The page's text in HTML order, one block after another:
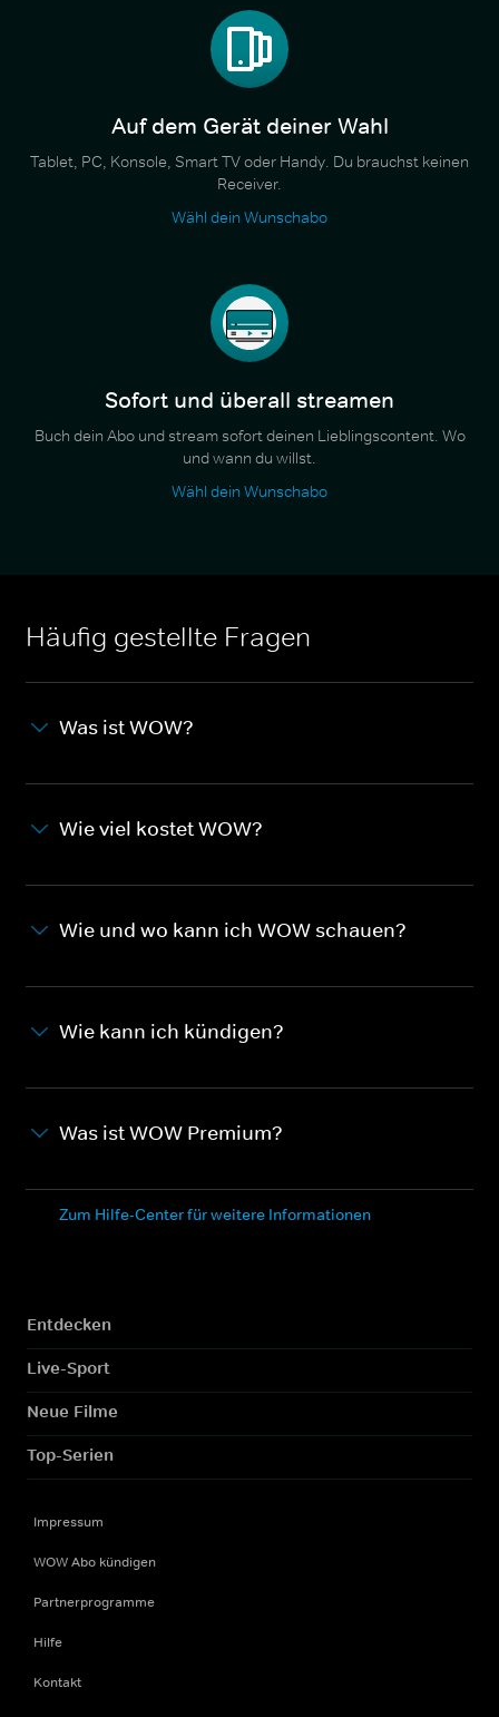
Auf dem Gerät deiner Wahl
Tablet, PC, Konsole, Smart TV oder Handy. Du brauchst keinen
Receiver.
Wähl dein Wunschabo
Sofort und überall streamen
Buch dein Abo und stream sofort deinen Lieblingscontent. Wo
und wann du willst.
Wähl dein Wunschabo
Häufig gestellte Fragen
Was ist WOW?
Wie viel kostet WOW?
Wie und wo kann ich WOW schauen?
Wie kann ich kündigen?
Was ist WOW Premium?
Zum Hilfe-Center für weitere Informationen
Entdecken
Live-Sport
Neue Filme
Top-Serien
Impressum
WOW Abo kündigen
Partnerprogramme
Hilfe
Kontakt